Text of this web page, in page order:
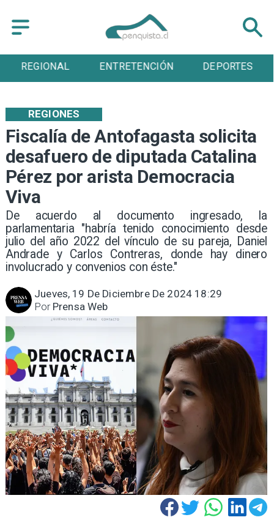
REGIONAL ENTRETENCIÓN DEPORTES
Fiscalía de Antofagasta solicita
desafuero de diputada Catalina
Pérez por arista Democracia
Viva
De acuerdo al documento ingresado, la
parlamentaria "habría tenido conocimiento desde
julio del año 2022 del vínculo de su pareja, Daniel
Andrade y Carlos Contreras, donde hay dinero
involucrado y convenios con éste."
REGIONES
Jueves, 19 De Diciembre De 2024 18:29
Prensa Web
Por